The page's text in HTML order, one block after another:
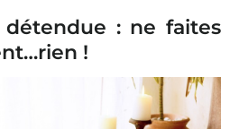
détendue : ne faites
!